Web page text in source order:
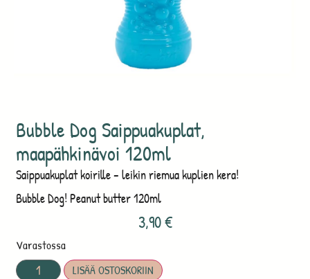
Bubble Dog Saippuakuplat,
maapähkinävoi 120ml
Saippuakuplat koirille – leikin riemua kuplien kera!
Bubble Dog! Peanut butter 120ml
3,90€
Varastossa
LISÄÄ OSTOSKORIIN